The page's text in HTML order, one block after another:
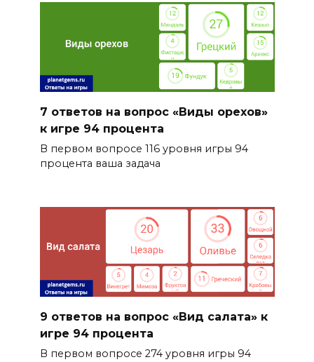
7 ответов на вопрос «Виды орехов»
к игре 94 процента
В первом вопросе 116 уровня игры 94
процента ваша задача
9 ответов на вопрос «Вид салата» к
игре 94 процента
В первом вопросе 274 уровня игры 94